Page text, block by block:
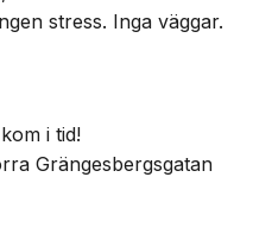
stress. Inga väggar.
i tid!
Grängesbergsgatan